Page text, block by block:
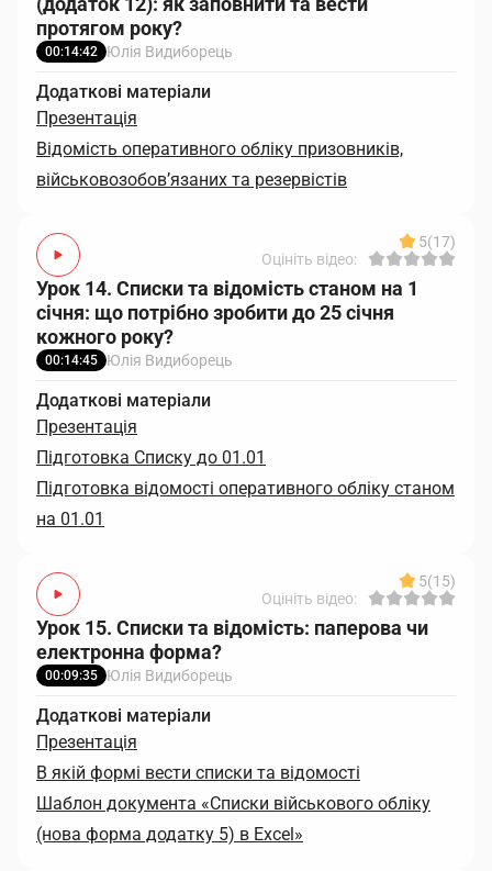
протягом року?
00:14:42 Юлія Видиборець
Додаткові матеріали
Презентація
Відомість оперативного обліку призовників,
військовозобов’язаних та резервістів
5(17)
Оцініть відео:
Урок 14. Списки та відомість станом на 1
січня: що потрібно зробити до 25 січня
кожного року?
00:14:45 Юлія Видиборець
Додаткові матеріали
Презентація
Підготовка Списку до 01.01
Підготовка відомості оперативного обліку станом
на 01.01
5(15)
Оцініть відео:
Урок 15. Списки та відомість: паперова чи
електронна форма?
00:09:35 Юлія Видиборець
Додаткові матеріали
Презентація
В якій формі вести списки та відомості
Шаблон документа «Списки військового обліку
(нова форма додатку 5) в Excel»